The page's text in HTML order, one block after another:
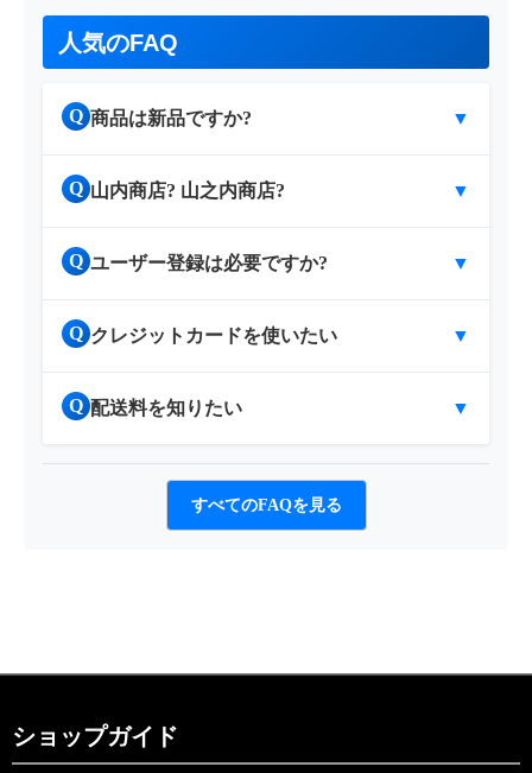
人気のFAQ
Q 商品は新品ですか? ▼
Q 山内商店? 山之内商店? ▼
Q ユーザー登録は必要ですか? ▼
Q クレジットカードを使いたい ▼
Q 配送料を知りたい ▼
すべてのFAQを見る
ショップガイド